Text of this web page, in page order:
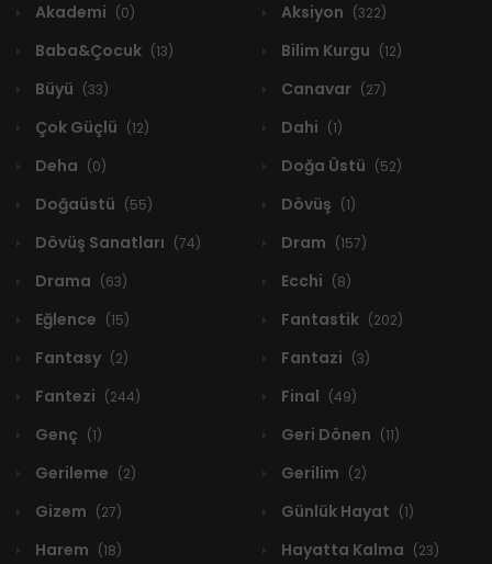
Akademi (0) Aksiyon (322)
Baba&Çocuk (13) Bilim Kurgu (12)
Büyü (33) Canavar (27)
Çok Güçlü (12) Dahi (1)
Deha (0) Doğa Üstü (52)
Doğaüstü (55) Dövüş (1)
Dövüş Sanatları (74) Dram (157)
Drama (63) Ecchi (8)
Eğlence (15) Fantastik (202)
Fantasy (2) Fantazi (3)
Fantezi (244) Final (49)
Genç (1) Geri Dönen (11)
Gerileme (2) Gerilim (2)
Gizem (27) Günlük Hayat (1)
Harem (18) Hayatta Kalma (23)